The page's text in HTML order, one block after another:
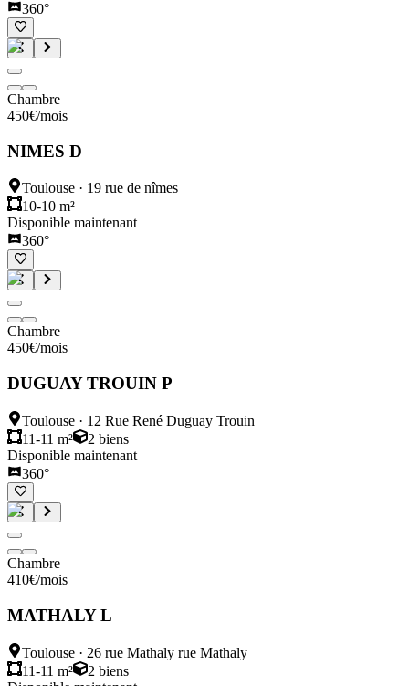
360°
Chambre
450€/mois
NIMES D
Toulouse · 19 rue de nîmes
10-10 m²
Disponible maintenant
360°
Chambre
450€/mois
DUGUAY TROUIN P
Toulouse · 12 Rue René Duguay Trouin
11-11 m²
2 biens
Disponible maintenant
360°
Chambre
410€/mois
MATHALY L
Toulouse · 26 rue Mathaly rue Mathaly
11-11 m²
2 biens